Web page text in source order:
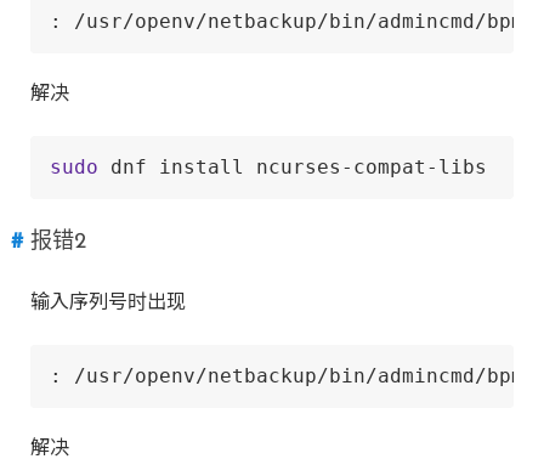
: /usr/openv/netbackup/bin/admincmd/
解决
sudo dnf install ncurses-compat-libs
报错2
输入序列号时出现
: /usr/openv/netbackup/bin/admincmd/
解决